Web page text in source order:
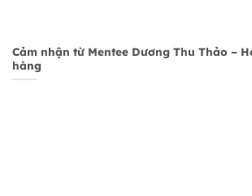
Cảm nhận từ Mentee Dương Thu Thảo –
hàng